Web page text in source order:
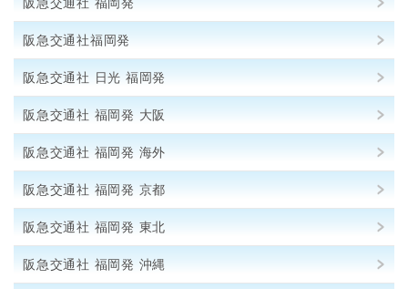
阪急交通社福岡発
阪急交通社 日光 福岡発
阪急交通社 福岡発 大阪
阪急交通社 福岡発 海外
阪急交通社 福岡発 京都
阪急交通社 福岡発 東北
阪急交通社 福岡発 沖縄